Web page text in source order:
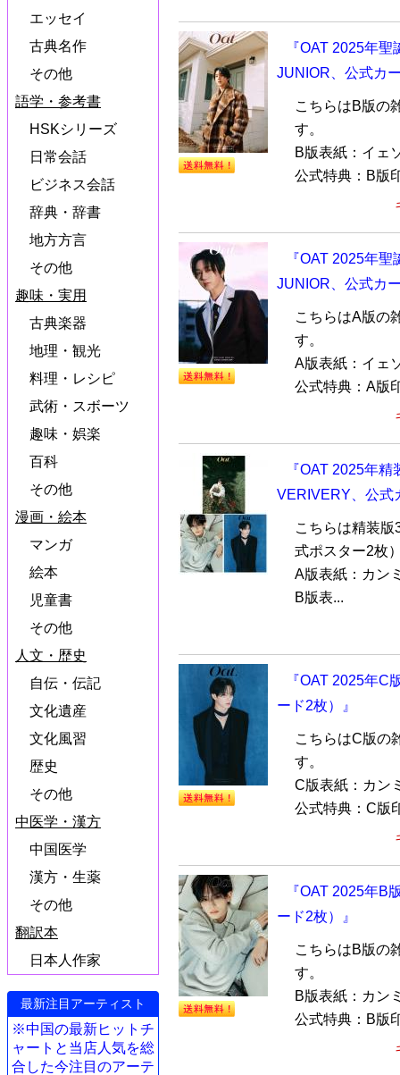
エッセイ
古典名作
その他
語学・参考書
HSKシリーズ
日常会話
ビジネス会話
辞典・辞書
地方方言
その他
趣味・実用
古典楽器
地理・観光
料理・レシピ
武術・スボーツ
趣味・娯楽
百科
その他
漫画・絵本
マンガ
絵本
児童書
その他
人文・歴史
自伝・伝記
文化遺産
文化風習
歴史
その他
中医学・漢方
中国医学
漢方・生薬
その他
翻訳本
日本人作家
最新注目アーティスト
※中国の最新ヒットチ
ャートと当店人気を総
合した今注目のアーテ
『OAT 2025年
JUNIOR、公式カ
こちらはB版の
す。
B版表紙：イェ
公式特典：B版
『OAT 2025年
JUNIOR、公式カ
こちらはA版の
す。
A版表紙：イェ
公式特典：A版
『OAT 2025年
VERIVERY、公式
こちらは精装
式ポスター2枚
A版表紙：カン
B版表...
『OAT 2025年
ード2枚）』
こちらはC版の
す。
C版表紙：カン
公式特典：C版
『OAT 2025年B
ード2枚）』
こちらはB版の
す。
B版表紙：カン
公式特典：B版